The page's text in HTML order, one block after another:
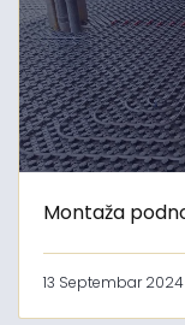
Montaža
13 Septembar 2024